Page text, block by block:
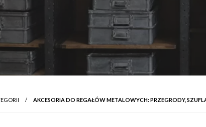
AKCESORIA DO REGAŁÓW METALOWYCH: PRZEGRODY,